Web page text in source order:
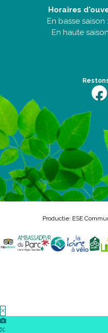
Horaires
En basse saison
En haute
Productie: ESE